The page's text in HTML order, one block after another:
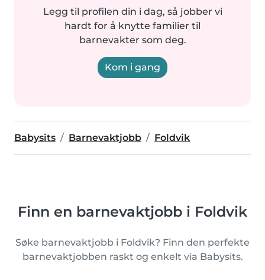
Legg til profilen din i dag, så jobber vi
hardt for å knytte familier til
barnevakter som deg.
Kom i gang
Babysits Barnevaktjobb Foldvik
Finn en barnevaktjobb i Foldvik
Søke barnevaktjobb i Foldvik? Finn den perfekte
barnevaktjobben raskt og enkelt via Babysits.